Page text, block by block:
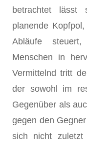
betrachtet
planende
Abläufe
Menschen in
Vermittelnd tritt
der sowohl im
Gegenüber als
gegen den
sich nicht